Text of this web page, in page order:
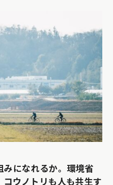
みになれるか。環境省
コウノトリも人も共生す